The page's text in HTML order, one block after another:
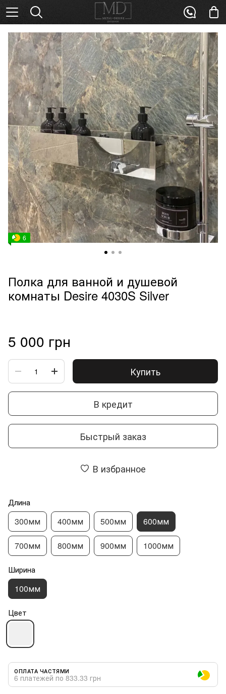
6
Полка для ванной и душевой
комнаты Desire 4030S Silver
5 000 грн
Купить
В кредит
Быстрый заказ
В избранное
Длина
300мм 400мм 500мм 600мм
700мм 800мм 900мм 1000мм
Ширина
100мм
Цвет
ОПЛАТА ЧАСТЯМИ
6 платежей по 833.33 грн